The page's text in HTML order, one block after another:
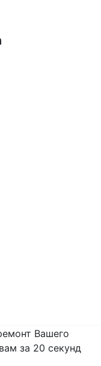
Вашего
за 20 секунд